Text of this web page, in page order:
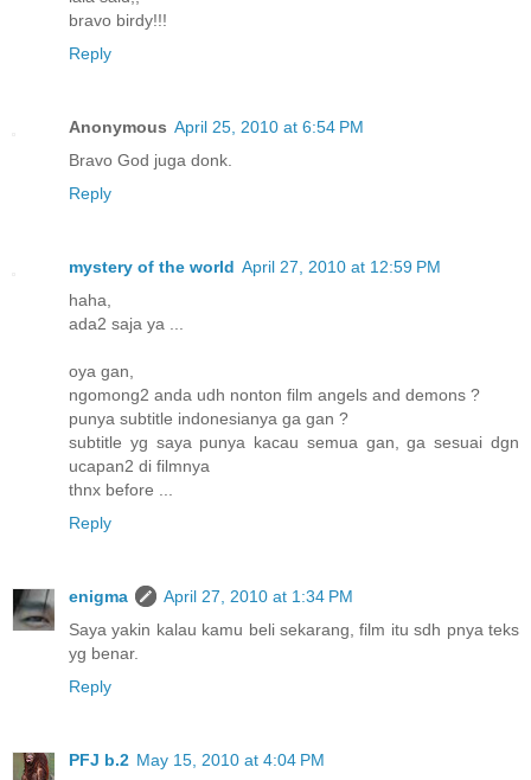
bravo birdy!!!
Reply
Anonymous April 25, 2010 at 6:54 PM
Bravo God juga donk.
Reply
mystery of the world April 27, 2010 at 12:59 PM
haha,
ada2 saja ya ...
oya gan,
ngomong2 anda udh nonton film angels and demons ?
punya subtitle indonesianya ga gan ?
subtitle yg saya punya kacau semua gan, ga sesuai dgn
ucapan2 di filmnya
thnx before ...
Reply
enigma
April 27, 2010 at 1:34 PM
Saya yakin kalau kamu beli sekarang, film itu sdh pnya teks
yg benar.
Reply
PFJ b.2 May 15, 2010 at 4:04 PM